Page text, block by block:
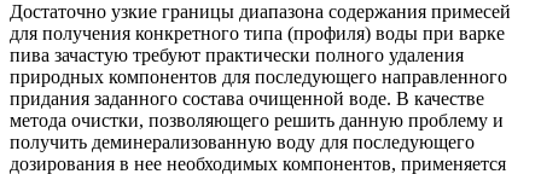
Достаточно узкие границы диапазона содержания примесей
для получения конкретного типа (профиля) воды при варке
пива зачастую требуют практически полного удаления
природных компонентов для последующего направленного
придания заданного состава очищенной воде. В качестве
метода очистки, позволяющего решить данную проблему и
получить деминерализованную воду для последующего
дозирования в нее необходимых компонентов, применяется